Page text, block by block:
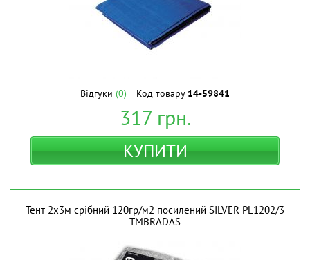
Відгуки (0) Код товару 14-59841
317грн.
КУПИТИ
Тент 2х3м срібний 120гр/м2 посилений SILVER PL1202/3
ТМBRADAS